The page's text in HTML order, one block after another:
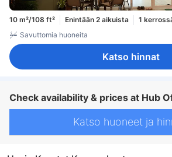
10 m²/108 ft² Enintään 2 aikuista
1
Savuttomia huoneita
Katso hinnat
Check availability & prices at Hub
Katso huoneet ja